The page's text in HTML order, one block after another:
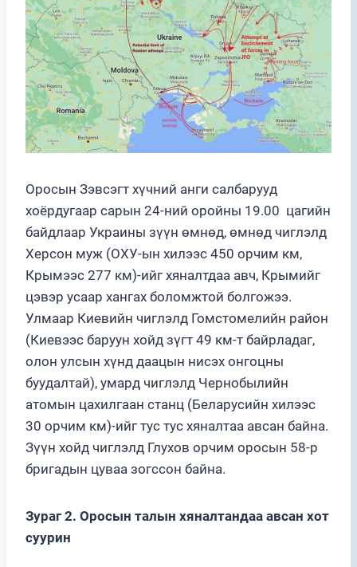
Оросын Зэвсэгт хүчний анги салбарууд
хоёрдугаар сарын 24-ний оройны 19.00 цагийн
байдлаар Украины зүүн өмнөд, өмнөд чиглэлд
Херсон муж (ОХУ-ын хилээс 450 орчим км,
Крымээс 277 км)-ийг хяналтдаа авч, Крымийг
цэвэр усаар хангах боломжтой болгожээ.
Улмаар Киевийн чиглэлд Гомстомелийн район
(Киевээс баруун хойд зүгт 49 км-т байрладаг,
олон улсын хүнд даацын нисэх онгоцны
буудалтай), умард чиглэлд Чернобылийн
атомын цахилгаан станц (Беларусийн хилээс
30 орчим км)-ийг тус тус хяналтаа авсан байна.
Зүүн хойд чиглэлд Глухов орчим оросын 58-р
бригадын цуваа зогссон байна.
Зураг 2. Оросын талын хяналтандаа авсан хот
суурин